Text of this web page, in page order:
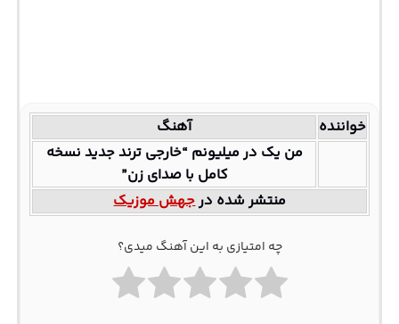
خواننده
آهنگ
من یک در میلیونم “خارجی ترند جدید نسخه
کامل با صدای زن”
منتشر شده درجهش موزیک
چه امتیازی به این آهنگ میدی؟